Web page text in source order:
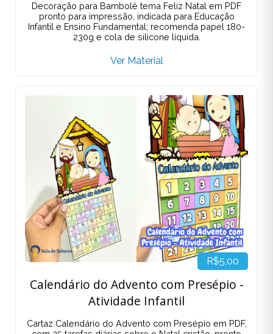
Decoração para Bambolê tema Feliz Natal em PDF
pronto para impressão, indicada para Educação
Infantil e Ensino Fundamental; recomenda papel 180-
230g e cola de silicone líquida.
Ver Material
R$5,00
Calendário do Advento com Presépio -
Atividade Infantil
Cartaz Calendário do Advento com Presépio em PDF,